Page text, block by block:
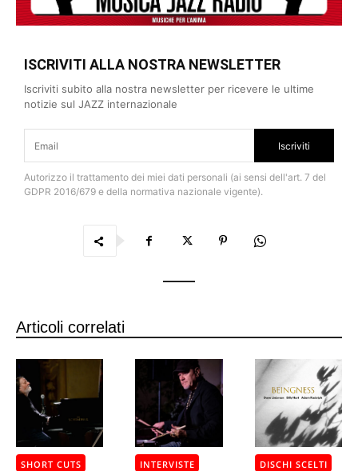
ISCRIVITI ALLA NOSTRA NEWSLETTER
Iscriviti subito alla nostra newsletter per ricevere le ultime
notizie sul JAZZ internazionale
Iscriviti
Autorizzo il trattamento dei miei dati personali (ai sensi dell'art. 7 del
GDPR 2016/679 e della normativa nazionale vigente).
Articoli correlati
SHORT CUTS INTERVISTE DISCHI SCELTI